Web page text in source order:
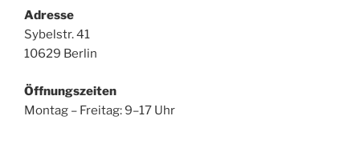
Adresse
Sybelstr. 41
10629 Berlin
Öffnungszeiten
Montag – Freitag: 9–17 Uhr